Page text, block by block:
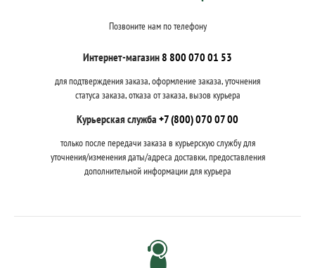
Позвоните нам по телефону
Интернет-магазин8 800 070 01 53
для подтверждения заказа, оформление заказа, уточнения
статуса заказа, отказа от заказа, вызов курьера
Курьерская служба+7 (800) 070 07 00
только после передачи заказа в курьерскую службу для
уточнения/изменения даты/адреса доставки, предоставления
дополнительной информации для курьера